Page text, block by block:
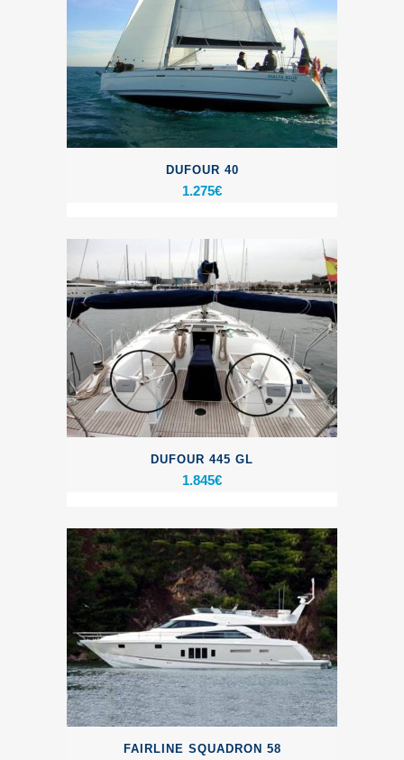
DUFOUR 40
1.275€
DUFOUR 445 GL
1.845€
FAIRLINE SQUADRON 58